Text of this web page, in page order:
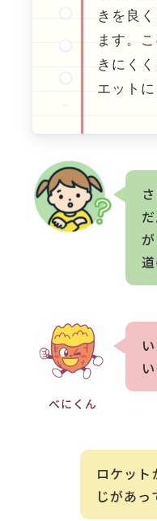
きを良
ます。
きにく
エット
べにくん
ロケッ
じがあっ